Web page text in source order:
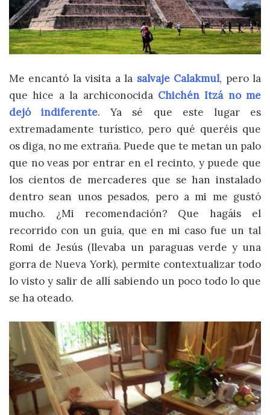
Me encantó la visita a la salvaje Calakmul, pero la
que hice a la archiconocida Chichén Itzá no me
dejó indiferente. Ya sé que este lugar es
extremadamente turístico, pero qué queréis que
os diga, no me extraña. Puede que te metan un palo
que no veas por entrar en el recinto, y puede que
los cientos de mercaderes que se han instalado
dentro sean unos pesados, pero a mi me gustó
mucho. ¿Mi recomendación? Que hagáis el
recorrido con un guía, que en mi caso fue un tal
Romi de Jesús (llevaba un paraguas verde y una
gorra de Nueva York), permite contextualizar todo
lo visto y salir de allí sabiendo un poco todo lo que
se ha oteado.